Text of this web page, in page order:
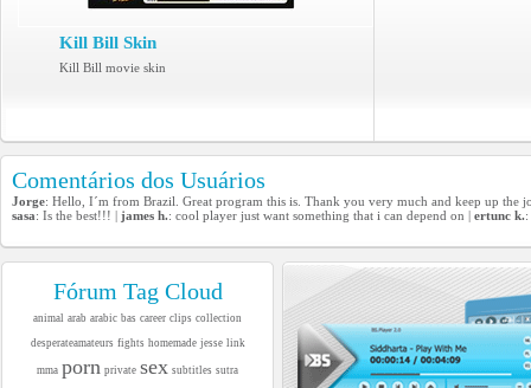
Kill Bill Skin
Kill Bill movie skin
Comentários dos Usuários
Jorge: Hello, I´m from Brazil. Great program this is. Thank you very much and keep up the
sasa: Is the best!!! | james h.: cool player just want something that i can depend on | ertunc k.
Fórum Tag Cloud
animal arab arabic bas career clips collection
desperateamateurs fights homemade jesse link
mma porn private sex subtitles sutra